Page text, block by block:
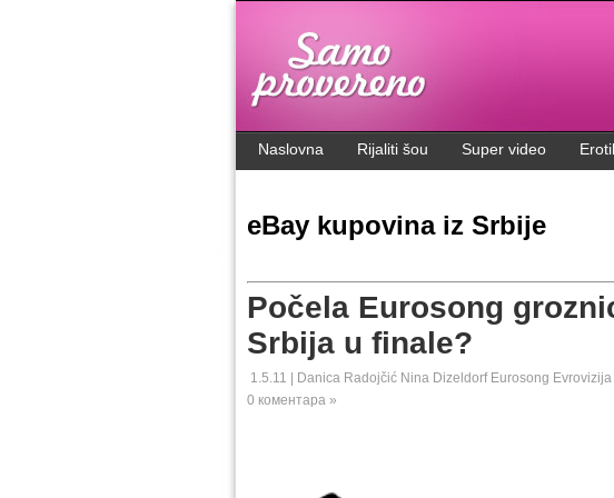
Naslovna Rijaliti šou Super video
eBay kupovina iz Srbije
Počela Eurosong
Srbija u finale?
1.5.11 | Danica Radojčić Nina Dizeldorf Eurosong Evrovizija
0 коментара »